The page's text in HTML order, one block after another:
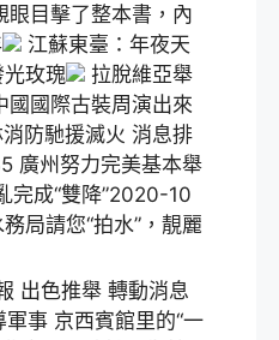
目擊了整本書，內
江蘇東臺：年夜天
玫瑰
拉脫維亞舉
國國際古裝周演出來
防馳援滅火 消息排
廣州努力完美基本舉
成“雙降”2020-10
局請您“拍水”，靚麗
出色推舉 轉動消息
事 京西賓館里的“一